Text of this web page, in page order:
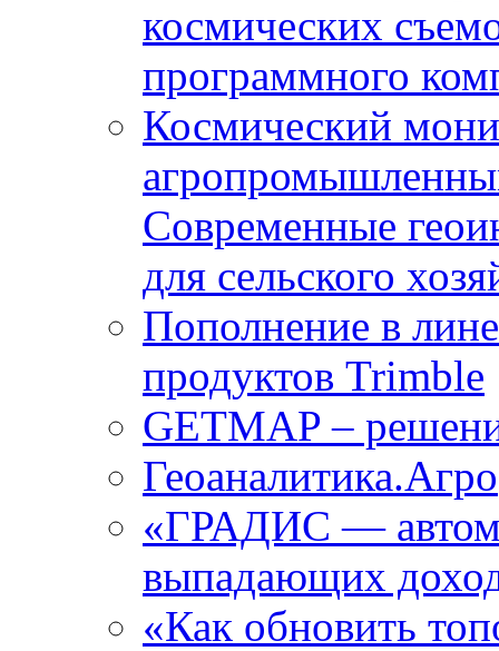
космических
программного
Космический
Современные
для сельского
Пополнение в
продуктов Trimble
GETMAP –
Геоаналитика.Агро
«ГРАДИС ―
выпадающих
«Как обновить